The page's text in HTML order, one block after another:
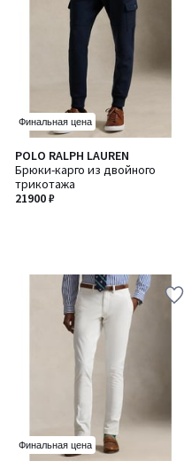
Финальная цена
POLO RALPH LAUREN
Брюки-карго из двойного
трикотажа
21900 ₽
Финальная цена